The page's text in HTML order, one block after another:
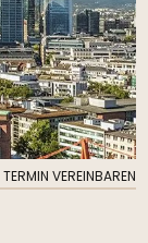
TERMIN VEREINBAREN